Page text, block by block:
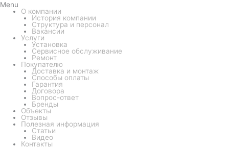
Menu
О компании
История компании
Структура и персонал
Вакансии
Услуги
Установка
Сервисное обслуживание
Ремонт
Покупателю
Доставка и монтаж
Способы оплаты
Гарантия
Договора
Вопрос-ответ
Бренды
Объекты
Отзывы
Полезная информация
Статьи
Видео
Контакты